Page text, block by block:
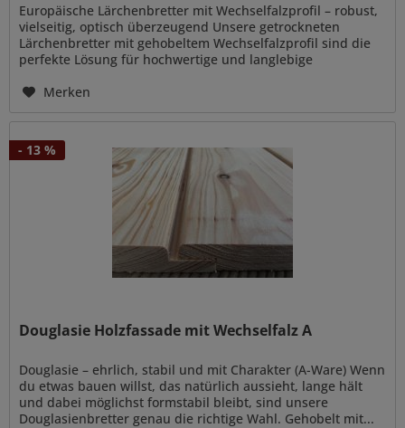
Europäische Lärchenbretter mit Wechselfalzprofil – robust,
vielseitig, optisch überzeugend Unsere getrockneten
Lärchenbretter mit gehobeltem Wechselfalzprofil sind die
perfekte Lösung für hochwertige und langlebige
Merken
- 13 %
Douglasie Holzfassade mit Wechselfalz A
Douglasie – ehrlich, stabil und mit Charakter (A-Ware) Wenn
du etwas bauen willst, das natürlich aussieht, lange hält
und dabei möglichst formstabil bleibt, sind unsere
Douglasienbretter genau die richtige Wahl. Gehobelt mit...